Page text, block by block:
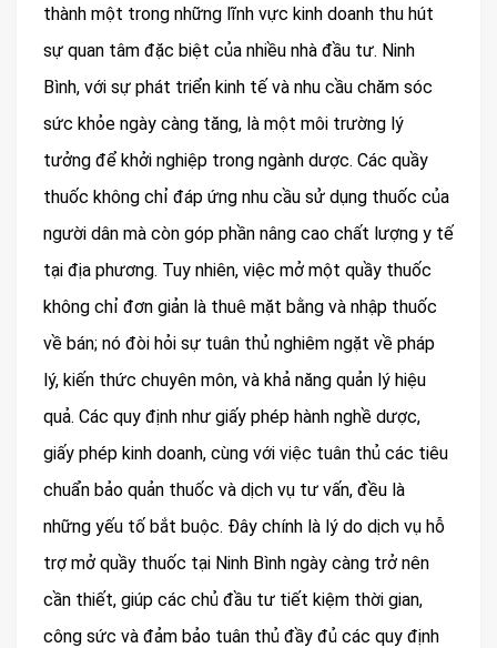
thành một trong những lĩnh vực kinh doanh thu hút
sự quan tâm đặc biệt của nhiều nhà đầu tư. Ninh
Bình, với sự phát triển kinh tế và nhu cầu chăm sóc
sức khỏe ngày càng tăng, là một môi trường lý
tưởng để khởi nghiệp trong ngành dược. Các quầy
thuốc không chỉ đáp ứng nhu cầu sử dụng thuốc của
người dân mà còn góp phần nâng cao chất lượng y tế
tại địa phương. Tuy nhiên, việc mở một quầy thuốc
không chỉ đơn giản là thuê mặt bằng và nhập thuốc
về bán; nó đòi hỏi sự tuân thủ nghiêm ngặt về pháp
lý, kiến thức chuyên môn, và khả năng quản lý hiệu
quả. Các quy định như giấy phép hành nghề dược,
giấy phép kinh doanh, cùng với việc tuân thủ các tiêu
chuẩn bảo quản thuốc và dịch vụ tư vấn, đều là
những yếu tố bắt buộc. Đây chính là lý do dịch vụ hỗ
trợ mở quầy thuốc tại Ninh Bình ngày càng trở nên
cần thiết, giúp các chủ đầu tư tiết kiệm thời gian,
công sức và đảm bảo tuân thủ đầy đủ các quy định